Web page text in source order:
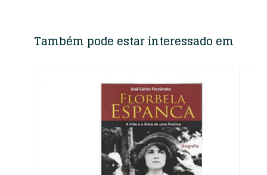
Também pode estar interessado em